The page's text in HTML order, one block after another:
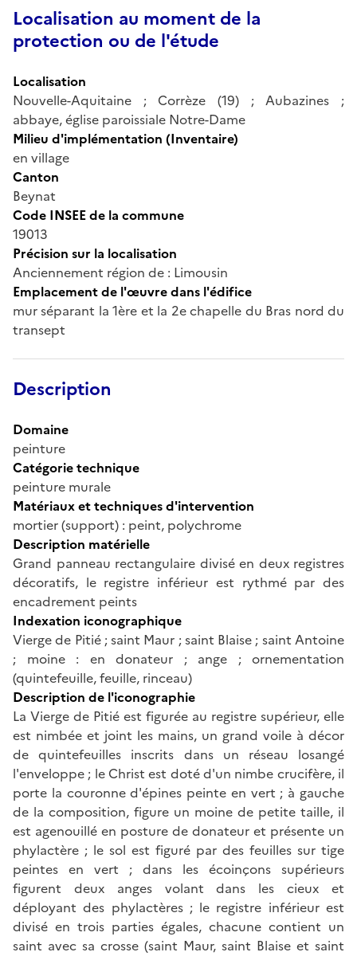
Localisation au moment de la
protection ou de l'étude
Localisation
Nouvelle-Aquitaine ; Corrèze (19) ; Aubazines ;
abbaye, église paroissiale Notre-Dame
Milieu d'implémentation (Inventaire)
en village
Canton
Beynat
Code INSEE de la commune
19013
Précision sur la localisation
Anciennement région de : Limousin
Emplacement de l'œuvre dans l'édifice
mur séparant la 1ère et la 2e chapelle du Bras nord du
transept
Description
Domaine
peinture
Catégorie technique
peinture murale
Matériaux et techniques d'intervention
mortier (support) : peint, polychrome
Description matérielle
Grand panneau rectangulaire divisé en deux registres
décoratifs, le registre inférieur est rythmé par des
encadrement peints
Indexation iconographique
Vierge de Pitié ; saint Maur ; saint Blaise ; saint Antoine
; moine : en donateur ; ange ; ornementation
(quintefeuille, feuille, rinceau)
Description de l'iconographie
La Vierge de Pitié est figurée au registre supérieur, elle
est nimbée et joint les mains, un grand voile à décor
de quintefeuilles inscrits dans un réseau losangé
l'enveloppe ; le Christ est doté d'un nimbe crucifère, il
porte la couronne d'épines peinte en vert ; à gauche
de la composition, figure un moine de petite taille, il
est agenouillé en posture de donateur et présente un
phylactère ; le sol est figuré par des feuilles sur tige
peintes en vert ; dans les écoinçons supérieurs
figurent deux anges volant dans les cieux et
déployant des phylactères ; le registre inférieur est
divisé en trois parties égales, chacune contient un
saint avec sa crosse (saint Maur, saint Blaise et saint